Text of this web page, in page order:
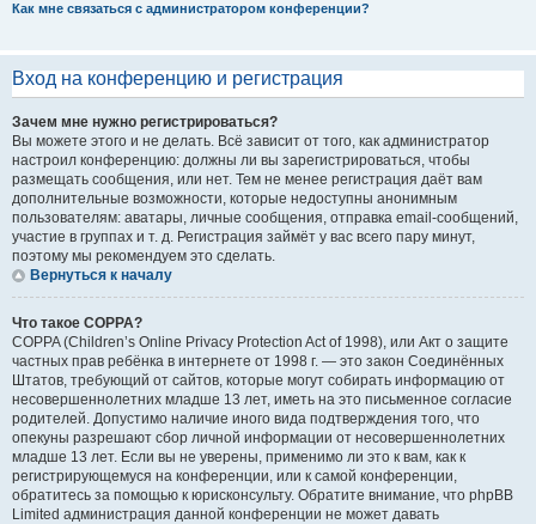
Как мне связаться с администратором конференции?
Вход на конференцию и регистрация
Зачем мне нужно регистрироваться?
Вы можете этого и не делать. Всё зависит от того, как администратор
настроил конференцию: должны ли вы зарегистрироваться, чтобы
размещать сообщения, или нет. Тем не менее регистрация даёт вам
дополнительные возможности, которые недоступны анонимным
пользователям: аватары, личные сообщения, отправка email-сообщений,
участие в группах и т. д. Регистрация займёт у вас всего пару минут,
поэтому мы рекомендуем это сделать.
Вернуться к началу
Что такое COPPA?
COPPA (Children’s Online Privacy Protection Act of 1998), или Акт о защите
частных прав ребёнка в интернете от 1998 г. — это закон Соединённых
Штатов, требующий от сайтов, которые могут собирать информацию от
несовершеннолетних младше 13 лет, иметь на это письменное согласие
родителей. Допустимо наличие иного вида подтверждения того, что
опекуны разрешают сбор личной информации от несовершеннолетних
младше 13 лет. Если вы не уверены, применимо ли это к вам, как к
регистрирующемуся на конференции, или к самой конференции,
обратитесь за помощью к юрисконсульту. Обратите внимание, что phpBB
Limited администрация данной конференции не может давать